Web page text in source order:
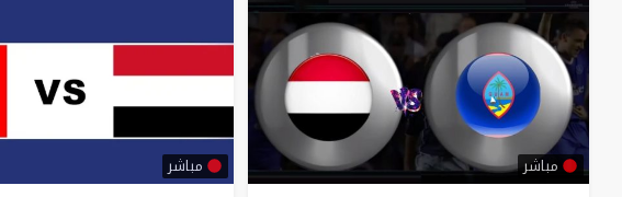
مباشر مباشر